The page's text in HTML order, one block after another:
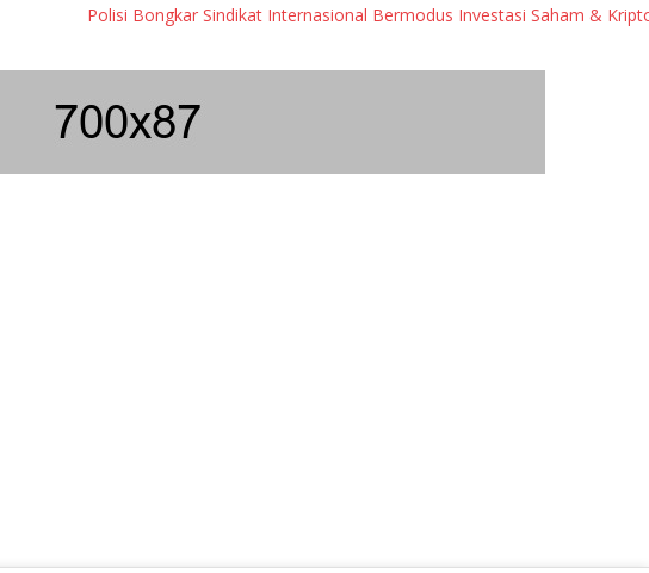
Polisi Bongkar Sindikat Internasional Bermodus Investasi Saham & Kripto